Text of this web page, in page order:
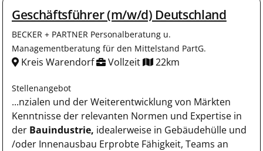
Geschäftsführer (m/w/d) Deutschland
BECKER + PARTNER Personalberatung u.
Managementberatung für den Mittelstand PartG.
Kreis Warendorf Vollzeit 22km
Stellenangebot
...nzialen und der Weiterentwicklung von Märkten
Kenntnisse der relevanten Normen und Expertise in
der Bauindustrie, idealerweise in Gebäudehülle und
/oder Innenausbau Erprobte Fähigkeit, Teams an